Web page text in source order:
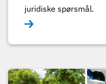
juridiske spørsmål.